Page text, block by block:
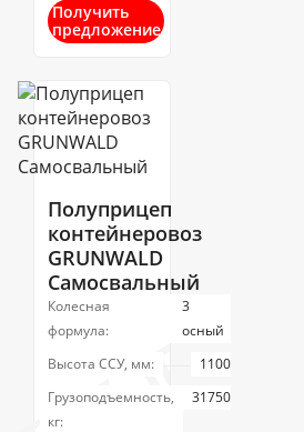
Получить
предложение
Полуприцеп
контейнеровоз
GRUNWALD
Самосвальный
Колесная
формула:
3
осный
Высота ССУ, мм:
1100
Грузоподъемность,
кг:
31750